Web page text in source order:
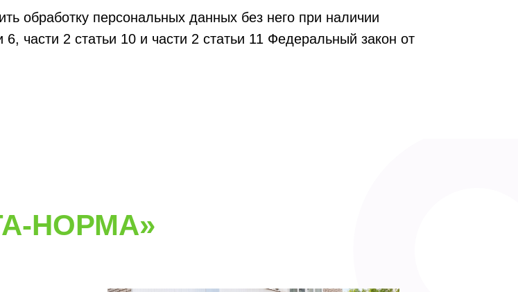
обработку персональных данных без него при наличии
части 2 статьи 10 и части 2 статьи 11 Федеральный закон от
НОРМА»